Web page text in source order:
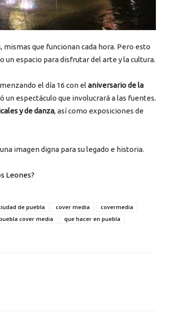
que funcionan cada hora. Pero esto
un espacio para disfrutar del arte y la cultura.
el día 16 con el aniversario de la
espectáculo que involucrará a las fuentes.
y de danza, así como exposiciones de
imagen digna para su legado e historia.
Leones?
de puebla cover media
covermedia
cover media
que hacer en puebla